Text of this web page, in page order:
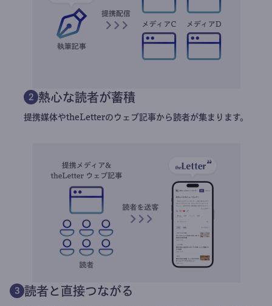
2 熱心な読者が蓄積
提携媒体やtheLetterのウェブ記事から読者が集まります。
3 読者と直接つながる